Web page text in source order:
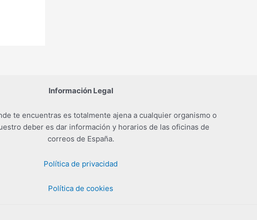
Información Legal
te encuentras es totalmente ajena a cualquier organismo o
deber es dar información y horarios de las oficinas de
correos de España.
Política de privacidad
Política de cookies